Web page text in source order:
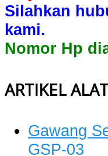
Silahkan
kami.
Nomor Hp
ARTIKEL
Gawang
GSP-03